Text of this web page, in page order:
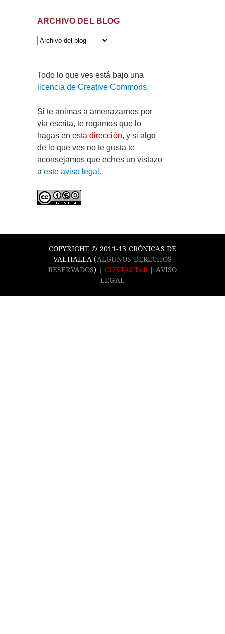
ARCHIVO DEL BLOG
Todo lo que ves está bajo una
licencia de Creative Commons.
Si te animas a amenazarnos por
vía escrita, te rogamos que lo
hagas en esta dirección, y si algo
de lo que ves no te gusta te
aconsejamos que eches un vistazo
a este aviso legal .
COPYRIGHT © 2011-13 CRÓNICAS DE
VALHALLA (ALGUNOS DERECHOS
RESERVADOS) | CONTACTAR
AVISO
LEGAL